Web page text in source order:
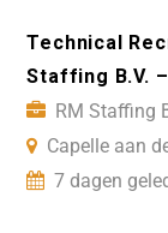
Technical
Staffing B.V.
RM Staffing
Capelle aan
7 dagen